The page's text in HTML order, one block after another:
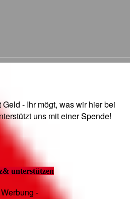
- Ihr mögt, was wir hier bei
uns mit einer Spende!
unterstützen
-